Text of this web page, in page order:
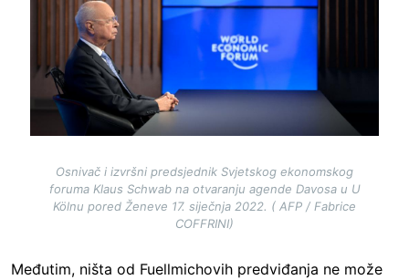
Osnivač i izvršni predsjednik Svjetskog ekonomskog
foruma Klaus Schwab na otvaranju agende Davosa u U
Kölnu pored Ženeve 17. siječnja 2022. ( AFP / Fabrice
COFFRINI)
Međutim, ništa od Fuellmichovih predviđanja ne može